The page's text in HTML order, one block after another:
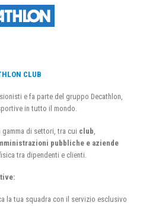
CLUB
e fa parte del gruppo Decathlon,
in tutto il mondo.
gamma di settori, tra cui club
pubbliche e aziende
tra dipendenti e clienti.
la tua squadra con il servizio esclusivo